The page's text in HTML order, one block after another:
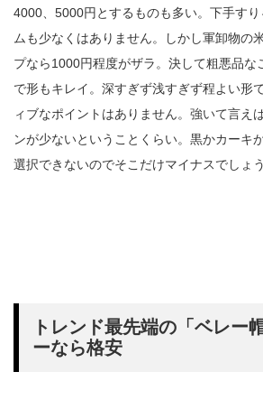
4000、5000円とするものも多い。下手す
ムも少なくはありません。しかし軍卸物の
プなら1000円程度がザラ。決して粗悪品な
で形もキレイ。深すぎず浅すぎず程よい形
ィブなポイントはありません。強いて言え
ンが少ないということくらい。黒かカーキ
選択できないのでそこだけマイナスでしょう
トレンド最先端の「ベレー
ーなら格安